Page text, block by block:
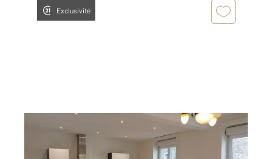
Exclusivité
FOUGERES 35
, 3 pièces
Ref : 6809